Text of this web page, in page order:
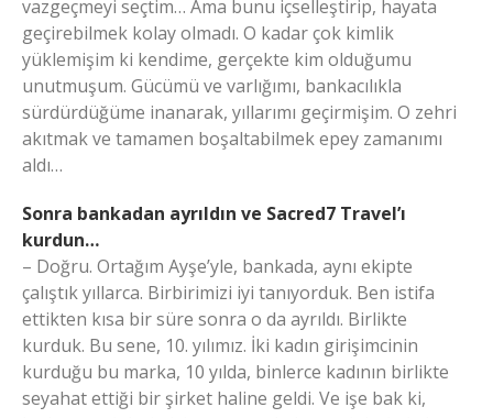
vazgeçmeyi seçtim… Ama bunu içselleştirip, hayata
geçirebilmek kolay olmadı. O kadar çok kimlik
yüklemişim ki kendime, gerçekte kim olduğumu
unutmuşum. Gücümü ve varlığımı, bankacılıkla
sürdürdüğüme inanarak, yıllarımı geçirmişim. O zehri
akıtmak ve tamamen boşaltabilmek epey zamanımı
aldı…
Sonra bankadan ayrıldın ve Sacred7 Travel’ı
kurdun…
– Doğru. Ortağım Ayşe’yle, bankada, aynı ekipte
çalıştık yıllarca. Birbirimizi iyi tanıyorduk. Ben istifa
ettikten kısa bir süre sonra o da ayrıldı. Birlikte
kurduk. Bu sene, 10. yılımız. İki kadın girişimcinin
kurduğu bu marka, 10 yılda, binlerce kadının birlikte
seyahat ettiği bir şirket haline geldi. Ve işe bak ki,